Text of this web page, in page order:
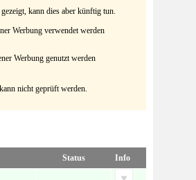
kann dies aber künftig tun.
Werbung verwendet werden
Werbung genutzt werden
nicht geprüft werden.